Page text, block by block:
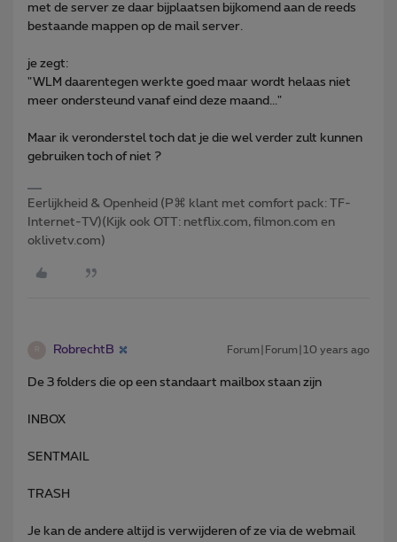
met de server ze daar bijplaatsen bijkomend aan de reeds
bestaande mappen op de mail server.
je zegt:
"WLM daarentegen werkte goed maar wordt helaas niet
meer ondersteund vanaf eind deze maand..."
Maar ik veronderstel toch dat je die wel verder zult kunnen
gebruiken toch of niet ?
Eerlijkheid & Openheid (P⌘ klant met comfort pack: TF-
Internet-TV)(Kijk ook OTT: netflix.com, filmon.com en
oklivetv.com)
RobrechtB Forum|Forum|10 years ago
De 3 folders die op een standaart mailbox staan zijn
INBOX
SENTMAIL
TRASH
Je kan de andere altijd is verwijderen of ze via de webmail